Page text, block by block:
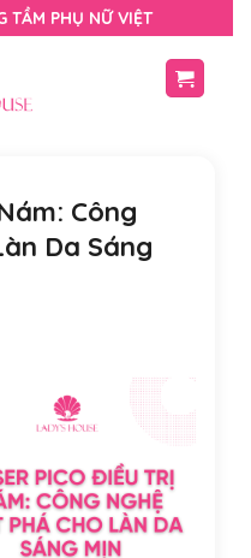
TẦM PHỤ NỮ VIỆT
Công
Da Sáng